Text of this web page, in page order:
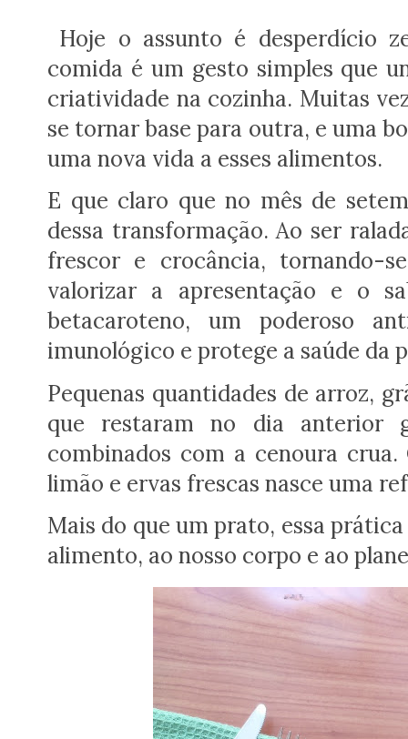
Hoje o assunto é desperdício
comida é um gesto simples que
criatividade na cozinha. Muitas
se tornar base para outra, e uma
uma nova vida a esses alimentos.
E que claro que no mês de
dessa transformação. Ao ser
frescor e crocância, tornando-
valorizar a apresentação e o
betacaroteno, um poderoso
imunológico e protege a saúde da
Pequenas quantidades de arroz,
que restaram no dia anterior
combinados com a cenoura
limão e ervas frescas nasce uma
Mais do que um prato, essa
alimento, ao nosso corpo e ao